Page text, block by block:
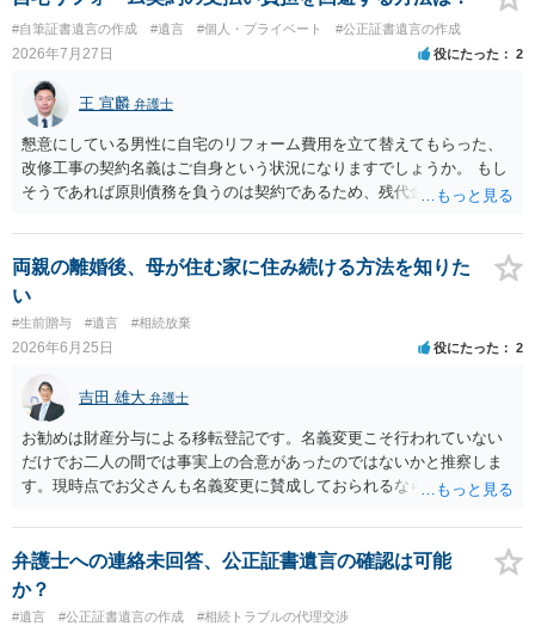
#自筆証書遺言の作成 #遺言 #個人・プライベート #公正証書遺言の作成
2026年7月27日 役にたった 2
王 宣麟 弁護士
懇意にしている男性に自宅のリフォーム費用を立て替えてもらった、
改修工事の契約名義はご自身という状況になりますでしょうか。 もし
そうであれば原則債務を負うのは契約であるため、残代金を捻出して
ます。 入籍した場合でも、原則契約者が単独で全ての債務を負うこと
には変わりがありません。 なかなか対応に難しい案件であり、公開の
場でアドバイスを行うのも限界があるように思われますので、資料等
両親の離婚後、母が住む家に住み続ける方法を知りた
い
#生前贈与 #遺言 #相続放棄
2026年6月25日 役にたった 2
吉田 雄大 弁護士
お勧めは財産分与による移転登記です。名義変更こそ行われていない
だけでお二人の間では事実上の合意があったのではないかと推察しま
す。現時点でお父さんも名義変更に賛成しておられるなら尚更です。
すぐれた方法と思います。
弁護士への連絡未回答、公正証書遺言の確認は可能
か？
#遺言 #公正証書遺言の作成 #相続トラブルの代理交渉